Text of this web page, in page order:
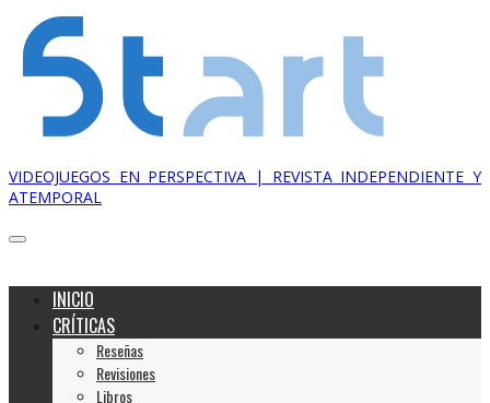
VIDEOJUEGOS EN PERSPECTIVA | REVISTA INDEPENDIENTE Y
ATEMPORAL
INICIO
CRÍTICAS
Reseñas
Revisiones
Libros